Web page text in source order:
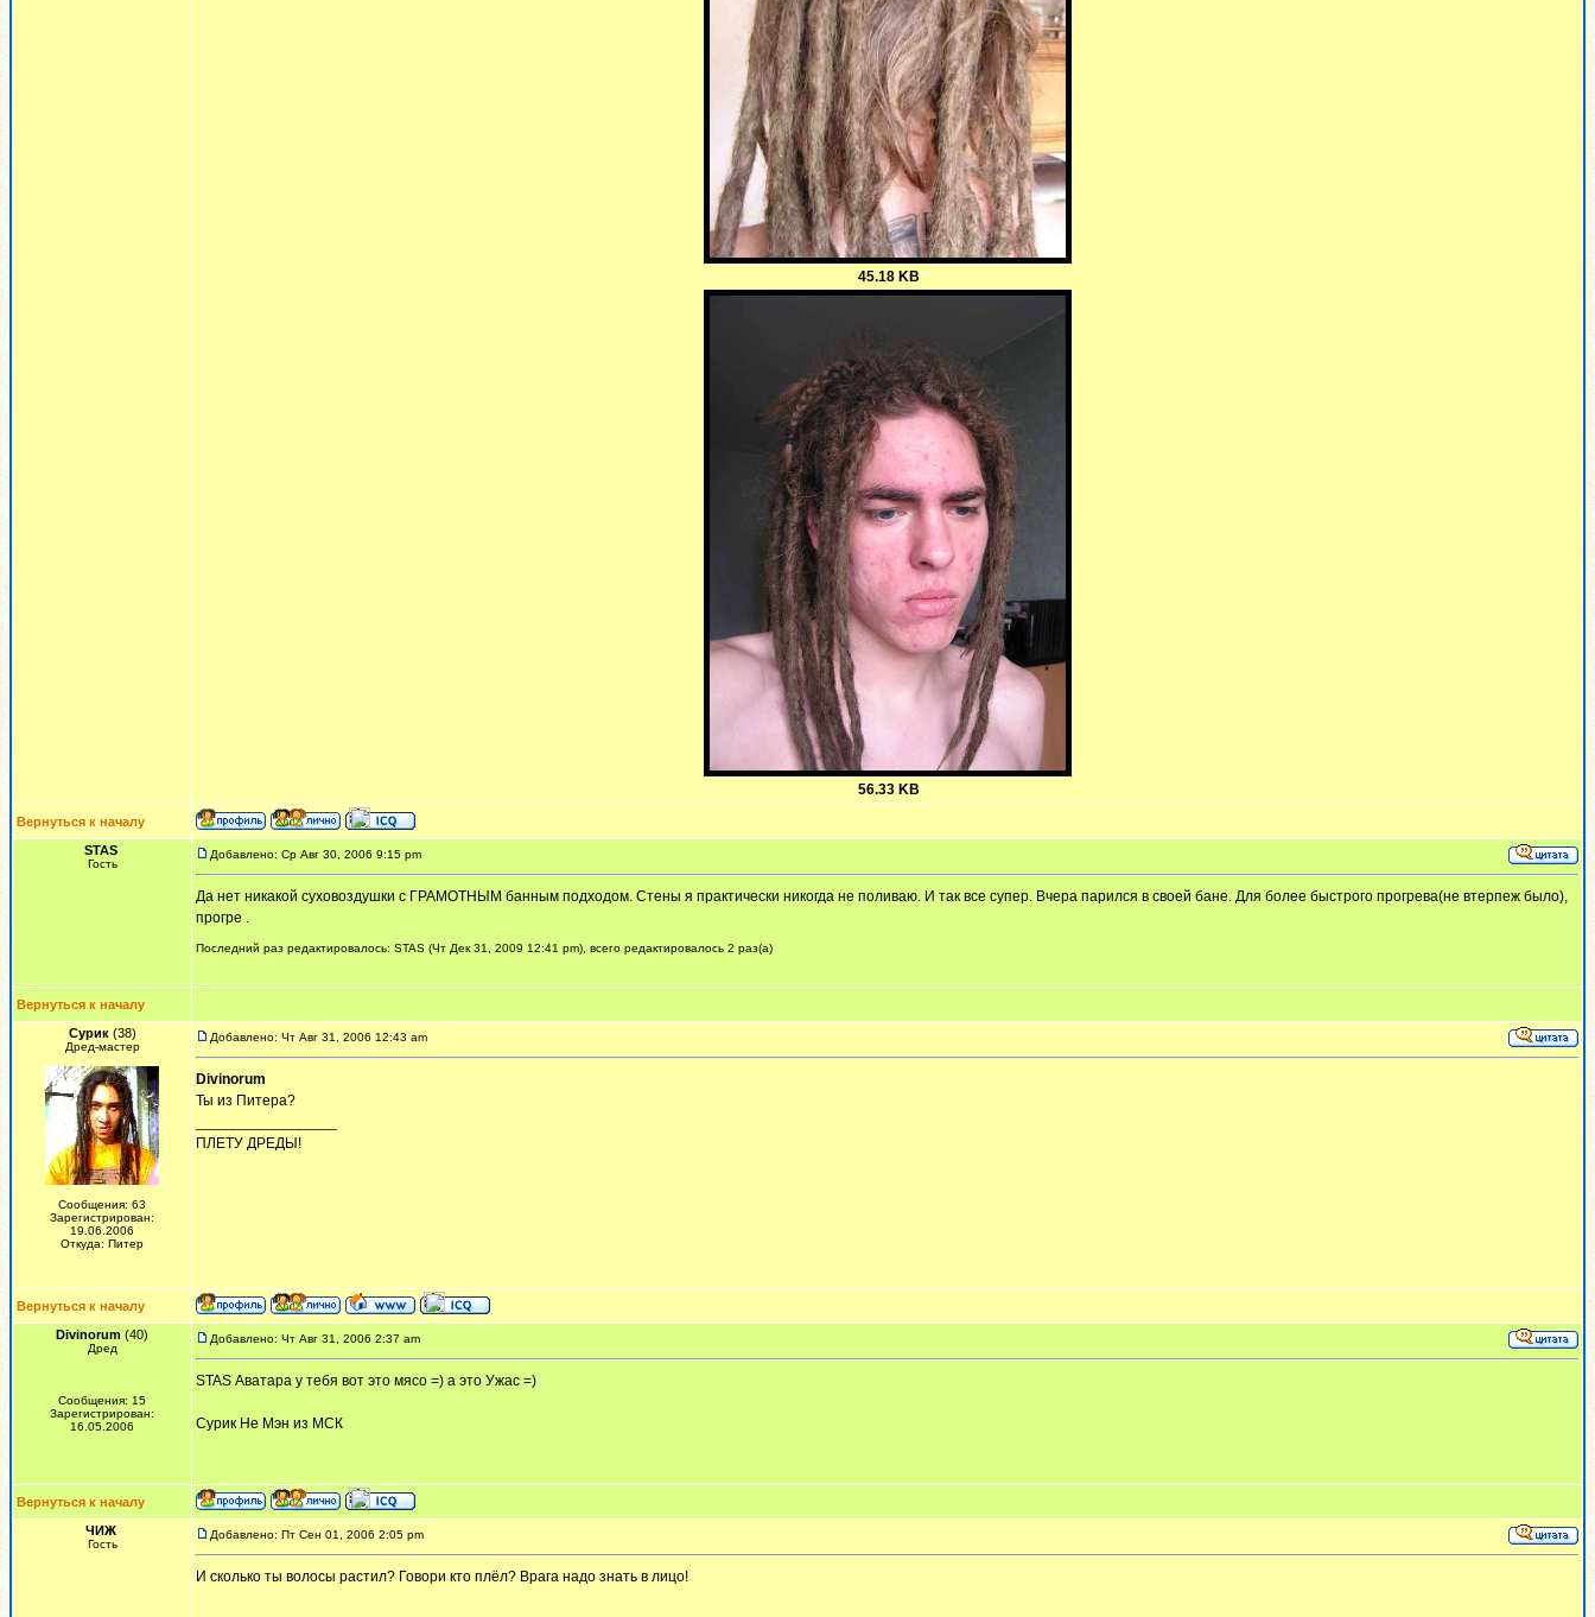
45.18 KB
56.33 KB
Вернуться к началу
STAS
Гость
Добавлено: Ср Авг 30, 2006 9:15 pm
Да нет никакой суховоздушки с ГРАМОТНЫМ банным подходом. Стены я практически никогда не поливаю. И так все супер. Вчера парился в своей бане. Для более быстрого прогрева(не втерпеж было),
прогре .
Последний раз редактировалось: STAS (Чт Дек 31, 2009 12:41 pm), всего редактировалось 2 раз(а)
Вернуться к началу
Сурик(38)
Дред-мастер
Сообщения: 63
Зарегистрирован:
19.06.2006
Откуда: Питер
Добавлено: Чт Авг 31, 2006 12:43 am
Divinorum
Ты из Питера?
ПЛЕТУ ДРЕДЫ!
Вернуться к началу
Divinorum (40)
Дред
Сообщения: 15
Зарегистрирован:
16.05.2006
Добавлено: Чт Авг 31, 2006 2:37 am
STAS Аватара у тебя вот это мясо =) а это Ужас =)
Сурик Не Мэн из МСК
Вернуться к началу
ЧИЖ
Гость
Добавлено: Пт Сен 01, 2006 2:05 pm
И сколько ты волосы растил? Говори кто плёл? Врага надо знать в лицо!